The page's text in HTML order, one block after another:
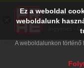
Ez a weboldal
weboldalunk
A weboldalunkon
PRAE.HU
Digital
Ingyenes -